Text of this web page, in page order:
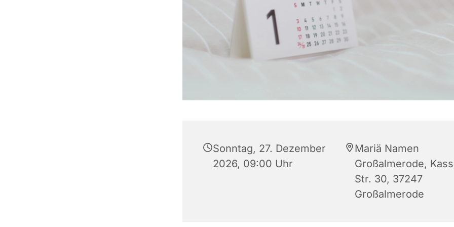
Sonntag, 27. Dezember
2026, 09:00 Uhr
Mariä Namen
Großalmerode,
Str. 30, 37247
Großalmerode